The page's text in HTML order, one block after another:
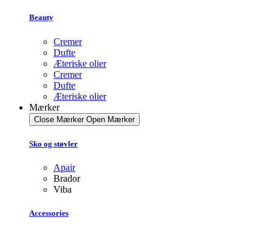
Beauty
Cremer
Dufte
Æteriske olier
Cremer
Dufte
Æteriske olier
Mærker
Close Mærker Open Mærker
Sko og støvler
Apair
Brador
Viba
Accessories